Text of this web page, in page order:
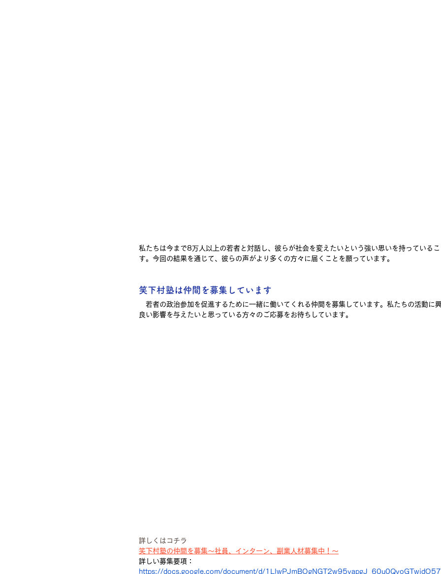
私たちは今まで8万人以上の若者と対話し、彼らが社会を変えたいという強い思いを持っている
す。今回の結果を通じて、彼らの声がより多くの方々に届くことを願っています。
笑下村塾は仲間を募集しています
若者の政治参加を促進するために一緒に働いてくれる仲間を募集しています。私たちの活動に
良い影響を与えたいと思っている方々のご応募をお待ちしています。
詳しくはコチラ
笑下村塾の仲間を募集～社員、インターン、副業人材募集中！～
詳しい募集要項：
https://docs.google.com/document/d/